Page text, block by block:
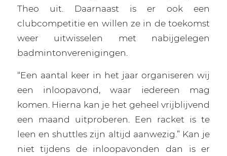
Theo uit. Daarnaast is er ook een
clubcompetitie en willen ze in de toekomst
weer uitwisselen met nabijgelegen
badmintonverenigingen.
“Een aantal keer in het jaar organiseren wij
een inloopavond, waar iedereen mag
komen. Hierna kan je het geheel vrijblijvend
een maand uitproberen. Een racket is te
leen en shuttles zijn altijd aanwezig.” Kan je
niet tijdens de inloopavonden dan is er